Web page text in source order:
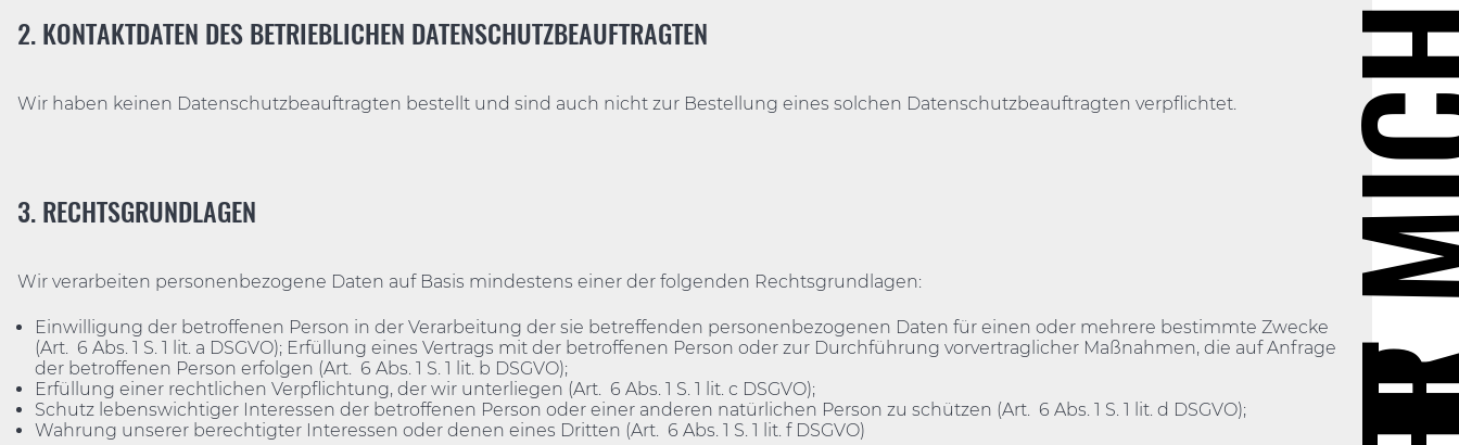
2. KONTAKTDATEN DES BETRIEBLICHEN DATENSCHUTZBEAUFTRAGTEN
Wir haben keinen Datenschutzbeauftragten bestellt und sind auch nicht zur Bestellung eines solchen Datenschutzbeauftragten verpflichtet.
3. RECHTSGRUNDLAGEN
Wir verarbeiten personenbezogene Daten auf Basis mindestens einer der folgenden Rechtsgrundlagen:
Einwilligung der betroffenen Person in der Verarbeitung der sie betreffenden personenbezogenen Daten für einen oder mehrere bestimmte Zwecke
(Art. 6 Abs. 1 S. 1 lit. a DSGVO); Erfüllung eines Vertrags mit der betroffenen Person oder zur Durchführung vorvertraglicher Maßnahmen, die auf Anfrage
der betroffenen Person erfolgen (Art. 6 Abs. 1 S. 1 lit. b DSGVO);
Erfüllung einer rechtlichen Verpflichtung, der wir unterliegen (Art. 6 Abs. 1 S. 1 lit. c DSGVO);
Schutz lebenswichtiger Interessen der betroffenen Person oder einer anderen natürlichen Person zu schützen (Art. 6 Abs. 1 S. 1 lit. d DSGVO);
Wahrung unserer berechtigter Interessen oder denen eines Dritten (Art. 6 Abs. 1 S. 1 lit. f DSGVO)